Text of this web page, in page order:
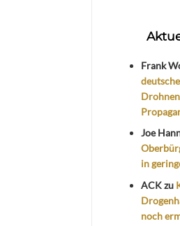
Frank
Joe
in
ACKzu
noch